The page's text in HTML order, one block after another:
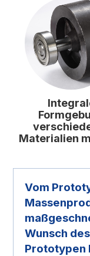
Materialien
Vom
Wunsch
Prototypen